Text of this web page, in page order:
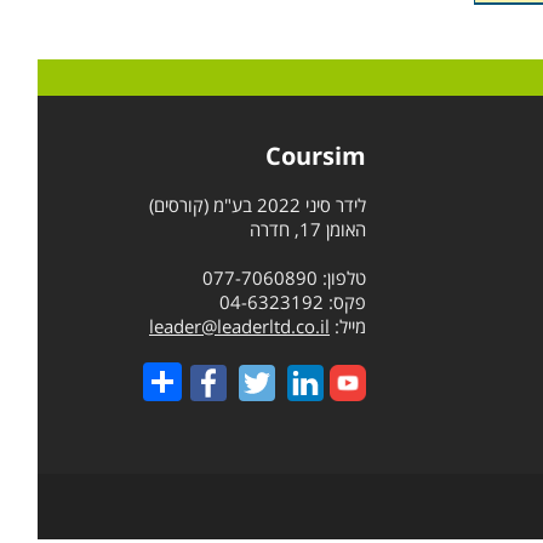
בין
Coursim
לידר סיני 2022 בע"מ (קורסים)
האומן 17, חדרה
טלפון: 077-7060890
פקס: 04-6323192
מייל: leader@leaderltd.co.il
Share